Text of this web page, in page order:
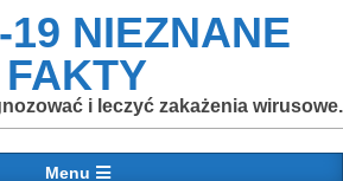
19 NIEZNANE
FAKTY
i leczyć zakażenia wirusowe.
Menu